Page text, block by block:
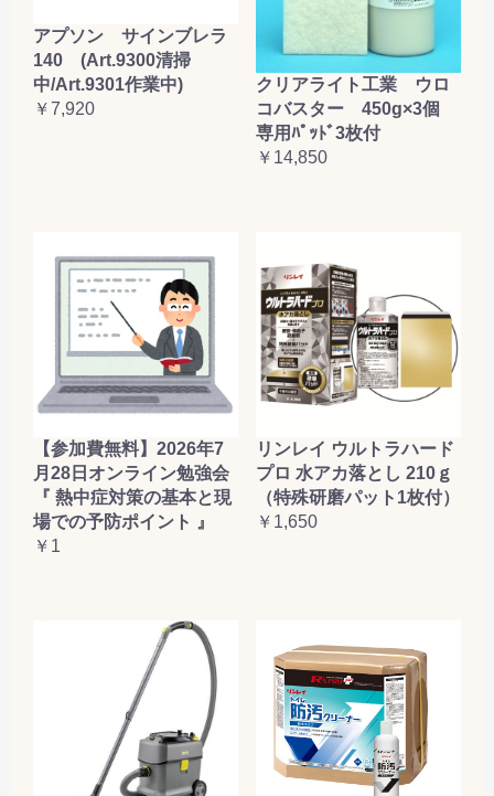
アプソン サインブレラ
140 (Art.9300清掃
中/Art.9301作業中)
￥7,920
クリアライト工業 ウロ
コバスター 450g×3個
専用ﾊﾟｯﾄﾞ3枚付
￥14,850
【参加費無料】2026年7
月28日オンライン勉強会
『 熱中症対策の基本と現
場での予防ポイント 』
￥1
リンレイ ウルトラハード
プロ 水アカ落とし 210ｇ
（特殊研磨パット1枚付）
￥1,650